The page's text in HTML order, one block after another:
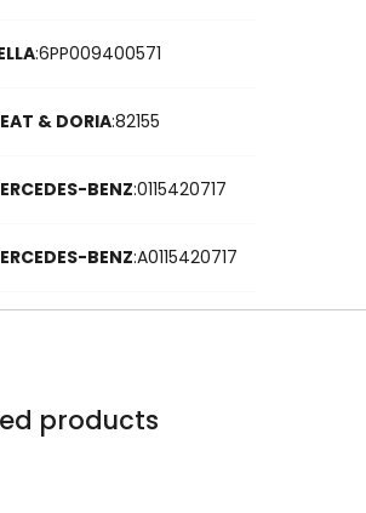
:6PP009400571
& DORIA:82155
BENZ:0115420717
BENZ:A0115420717
products